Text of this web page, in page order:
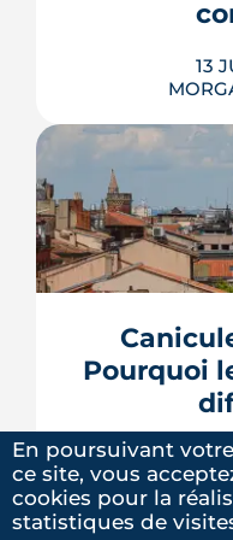
Ma recherche
13
Avec le vote du
logement
en location
Que faut-il en
des lieux des
des marges de
Pourquoi
09
En poursuivant
ce site, vous
cookies pour la
statistiques de